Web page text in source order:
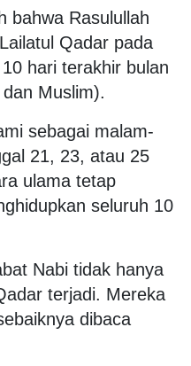
bahwa Rasulullah
Qadar pada
hari terakhir bulan
Muslim).
sebagai malam-
21, 23, atau 25
ulama tetap
seluruh 10
Nabi tidak hanya
terjadi. Mereka
dibaca